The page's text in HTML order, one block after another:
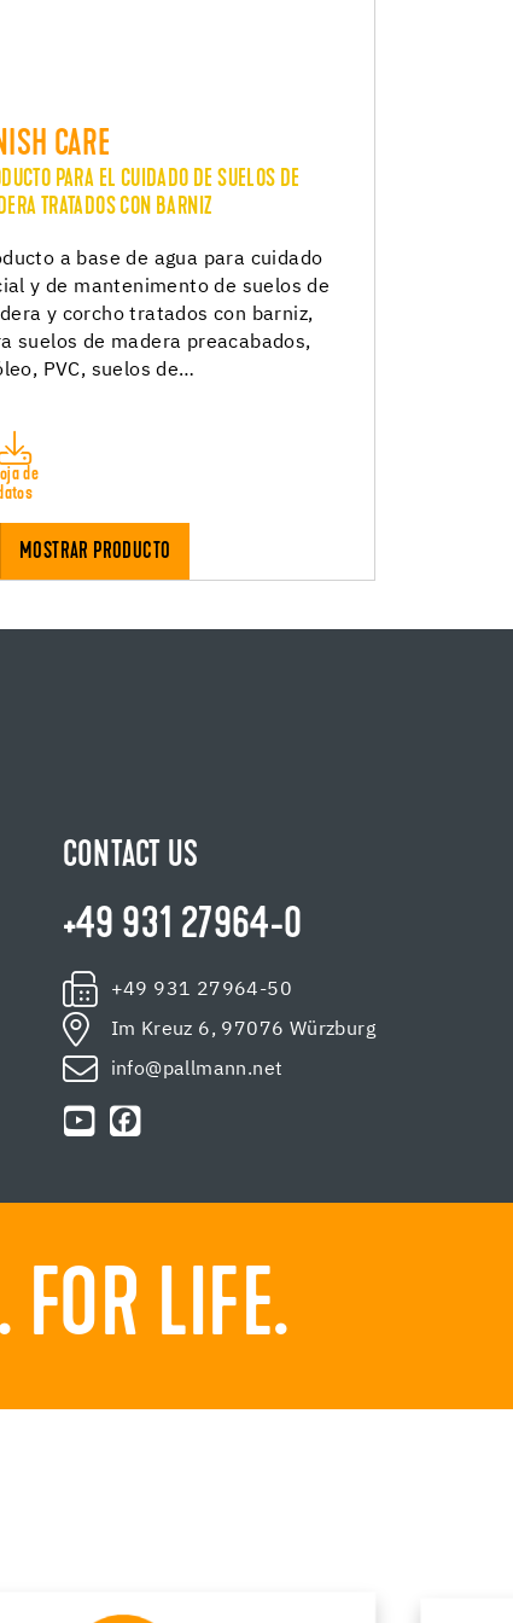
CARE
PARA EL CUIDADO DE SUELOS DE
TRATADOS CON BARNIZ
a base de agua para cuidado
y de mantenimento de suelos de
y corcho tratados con barniz,
suelos de madera preacabados,
PVC, suelos de…
de
MOSTRAR PRODUCTO
CONTACT US
+49 931 27964-0
+49 931 27964-50
Im Kreuz 6, 97076 Würzburg
info@pallmann.net
FOR LIFE.